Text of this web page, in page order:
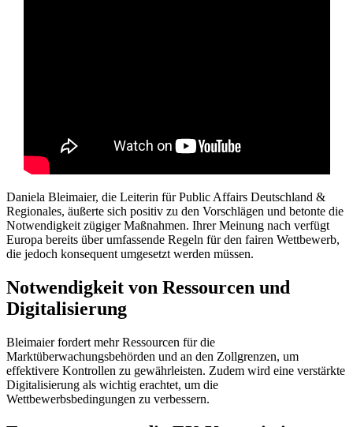
Daniela Bleimaier, die Leiterin für Public Affairs Deutschland &
Regionales, äußerte sich positiv zu den Vorschlägen und betonte die
Notwendigkeit zügiger Maßnahmen. Ihrer Meinung nach verfügt
Europa bereits über umfassende Regeln für den fairen Wettbewerb,
die jedoch konsequent umgesetzt werden müssen.
Notwendigkeit von Ressourcen und
Digitalisierung
Bleimaier fordert mehr Ressourcen für die
Marktüberwachungsbehörden und an den Zollgrenzen, um
effektivere Kontrollen zu gewährleisten. Zudem wird eine verstärkte
Digitalisierung als wichtig erachtet, um die
Wettbewerbsbedingungen zu verbessern.